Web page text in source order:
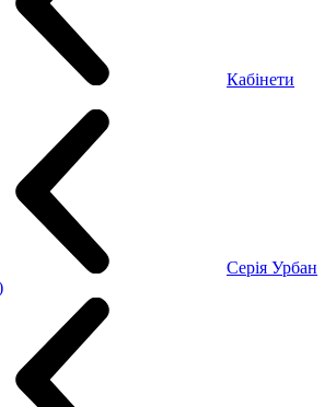
Кабінети
Серія Урбан